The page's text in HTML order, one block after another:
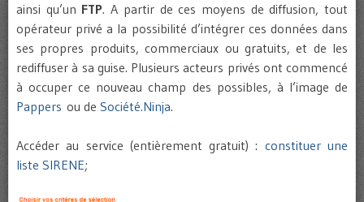
ainsi qu’un FTP. A partir de ces moyens de diffusion, tout
opérateur privé a la possibilité d’intégrer ces données dans
ses propres produits, commerciaux ou gratuits, et de les
rediffuser à sa guise. Plusieurs acteurs privés ont commencé
à occuper ce nouveau champ des possibles, à l’image de
Pappers ou de Société.Ninja.
Accéder au service (entièrement gratuit) : constituer une
liste SIRENE;